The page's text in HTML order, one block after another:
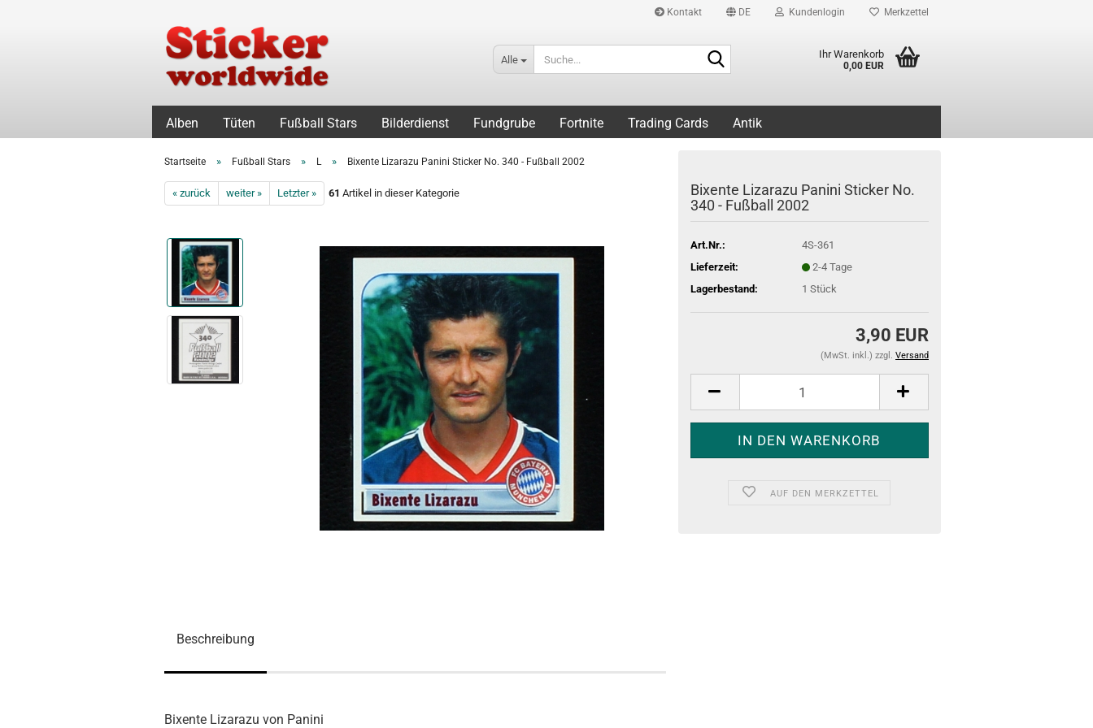
Kontakt DE Kundenlogin Merkzettel
Alle Ihr Warenkorb
0,00 EUR
Alben Tüten Fußball Stars Bilderdienst Fundgrube Fortnite Trading Cards Antik
Startseite » Fußball Stars » L » Bixente Lizarazu Panini Sticker No. 340 - Fußball 2002
« zurück weiter » Letzter » 61 Artikel in dieser Kategorie
Bixente Lizarazu Panini Sticker No.
340 - Fußball 2002
Art.Nr.:
4S-361
Lieferzeit:
2-4 Tage
Lagerbestand:
1 Stück
3,90 EUR
(MwSt. inkl.) zzgl. Versand
AUF DEN MERKZETTEL
Beschreibung
Bixente Lizarazu von Panini